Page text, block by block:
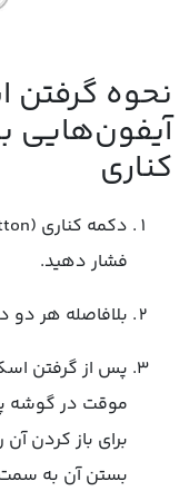
نحوه
کناری
فشار دهید.
بلافاصله هر دو
پس از گرفتن
موقت در گوشه
برای باز کردن
بستن آن به